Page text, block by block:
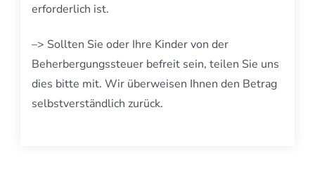
erforderlich ist.
–> Sollten Sie oder Ihre Kinder von der
Beherbergungssteuer befreit sein, teilen Sie uns
dies bitte mit. Wir überweisen Ihnen den Betrag
selbstverständlich zurück.